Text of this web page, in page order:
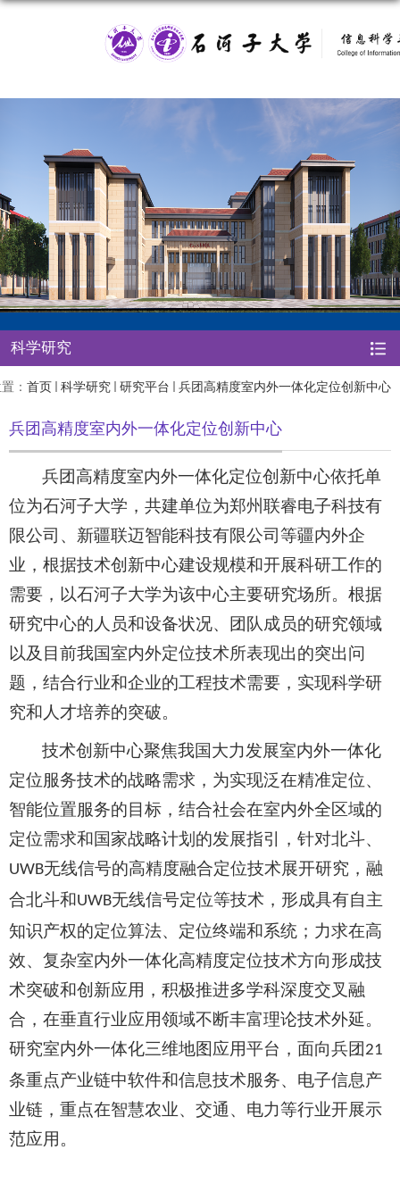
科学研究
： 首页 科学研究 研究平台 兵团高精度室内外一体化定位创新中心
兵团高精度室内外一体化定位创新中心
兵团高精度室内外一体化定位创新中心依托单
位为石河子大学，共建单位为郑州联睿电子科技有
限公司、新疆联迈智能科技有限公司等疆内外企
业，根据技术创新中心建设规模和开展科研工作的
需要，以石河子大学为该中心主要研究场所。根据
研究中心的人员和设备状况、团队成员的研究领域
以及目前我国室内外定位技术所表现出的突出问
题，结合行业和企业的工程技术需要，实现科学研
究和人才培养的突破。
技术创新中心聚焦我国大力发展室内外一体化
定位服务技术的战略需求，为实现泛在精准定位、
智能位置服务的目标，结合社会在室内外全区域的
定位需求和国家战略计划的发展指引，针对北斗、
UWB无线信号的高精度融合定位技术展开研究，融
合北斗和UWB无线信号定位等技术，形成具有自主
知识产权的定位算法、定位终端和系统；力求在高
效、复杂室内外一体化高精度定位技术方向形成技
术突破和创新应用，积极推进多学科深度交叉融
合，在垂直行业应用领域不断丰富理论技术外延。
研究室内外一体化三维地图应用平台，面向兵团21
条重点产业链中‌软件和信息技术服务、‌电子信息产
业链，重点在智慧农业、交通、电力等行业开展示
范应用。